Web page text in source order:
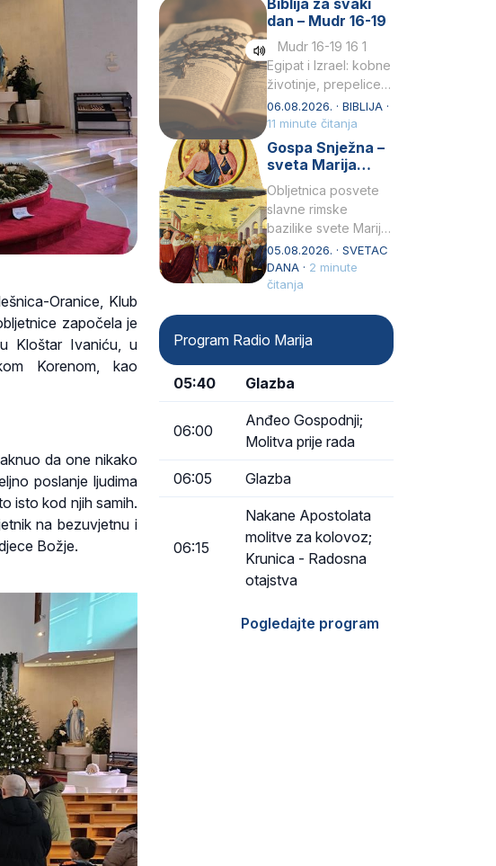
Oranice, Klub
započela je
Kloštar Ivaniću, u
Korenom, kao
da one nikako
poslanje ljudima
isto kod njih samih.
na bezuvjetnu i
Božje.
Petar u svojoj
drugoj…
Biblija za svaki
dan – Mudr 16-19
Mudr 16-19 16 1
Egipat i Izrael: kobne
životinje, prepelice
Zato bijahu
primjereno kažnjeni
sličnim životinjamai
mučeni mnoštvom
06.08.2026. · BIBLIJA ·
11 minute čitanja
Gospa Snježna –
sveta Marija
Velika, zaštitnica
rimske bazilike
Obljetnica posvete
slavne rimske
bazilike svete Marije
Velike (Santa Maria
Maggiore) u narodu
se slavi kao Gospa
05.08.2026. · SVETAC
DANA · 2 minute
čitanja
Program Radio Marija
05:40 Glazba
06:00
Anđeo Gospodnji;
Molitva prije rada
06:05 Glazba
06:15
Nakane Apostolata
molitve za kolovoz;
Krunica - Radosna
otajstva
Pogledajte program